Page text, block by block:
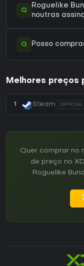
Q
Roguelike
noutras
Q Posso
Melhores preços
1 Steam OFFICIAL
Quer comprar no
de preço no
Roguelike